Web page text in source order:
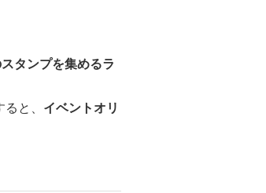
タンプを集めるラ
と、 イベントオリ